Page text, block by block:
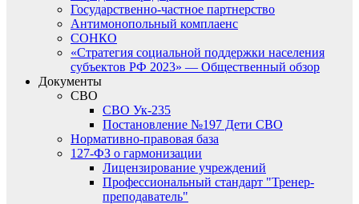
Государственно-частное партнерство
Антимонопольный комплаенс
СОНКО
«Стратегия социальной поддержки населения
субъектов РФ 2023» — Общественный обзор
Документы
СВО
СВО Ук-235
Постановление №197 Дети СВО
Нормативно-правовая база
127-ФЗ о гармонизации
Лицензирование учреждений
Профессиональный стандарт "Тренер-
преподаватель"